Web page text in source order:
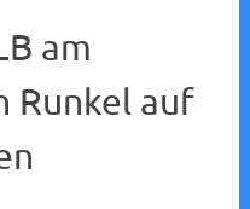
am
Runkel auf